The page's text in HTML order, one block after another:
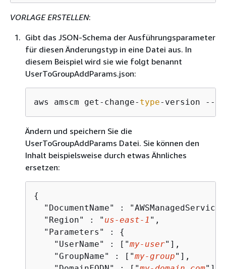
VORLAGE ERSTELLEN:
Gibt das JSON-Schema der Ausführungsparameter
für diesen Änderungstyp in eine Datei aus. In
diesem Beispiel wird sie wie folgt benannt
UserToGroupAddParams.json:
aws amscm get-change- type-version --
Ändern und speichern Sie die
UserToGroupAddParams Datei. Sie können den
Inhalt beispielsweise durch etwas Ähnliches
ersetzen:
{
"DocumentName" :
  "Region" : "
us-east-1 ",
  "Parameters" :
{
    "UserName" : ["
my-user"],
    "GroupName" : ["
my-group"],